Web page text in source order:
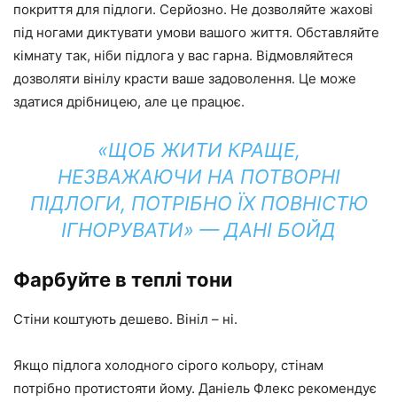
покриття для підлоги. Серйозно. Не дозволяйте жахові
під ногами диктувати умови вашого життя. Обставляйте
кімнату так, ніби підлога у вас гарна. Відмовляйтеся
дозволяти вінілу красти ваше задоволення. Це може
здатися дрібницею, але це працює.
«ЩОБ ЖИТИ КРАЩЕ,
НЕЗВАЖАЮЧИ НА ПОТВОРНІ
ПІДЛОГИ, ПОТРІБНО ЇХ ПОВНІСТЮ
ІГНОРУВАТИ» — ДАНІ БОЙД
Фарбуйте в теплі тони
Стіни коштують дешево. Вініл – ні.
Якщо підлога холодного сірого кольору, стінам
потрібно протистояти йому. Даніель Флекс рекомендує